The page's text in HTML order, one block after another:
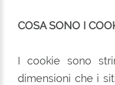
COSA SONO I
I cookie sono
dimensioni che i